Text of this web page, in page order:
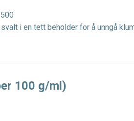
i en tett beholder for å unngå
100 g/ml)